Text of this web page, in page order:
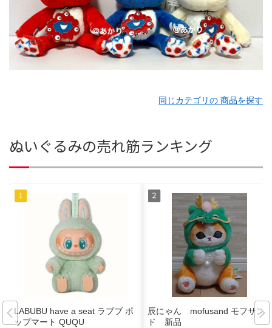
同じカテゴリの 商品を探す
ぬいぐるみの売れ筋ランキング
LABUBU have a seat ラブブ ポ
ップマート QUQU
辰にゃん mofusand モフサン
ド 新品